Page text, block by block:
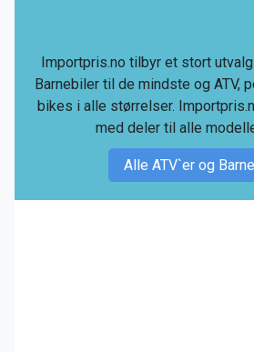
Importpris.no tilbyr et stort
Barnebiler til de mindste og ATV,
bikes i alle størrelser.
med deler til alle
Alle ATV`er og